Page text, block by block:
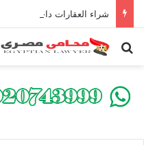
بحث عن